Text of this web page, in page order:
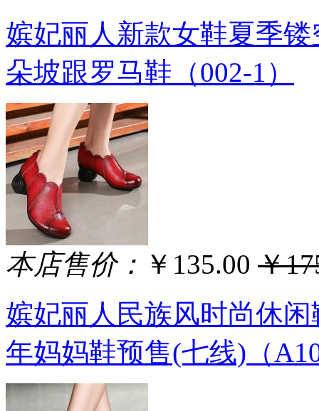
嫔妃丽人新款女鞋夏季
朵坡跟罗马鞋（002-1）
本店售价： ￥135.00 ￥
嫔妃丽人民族风时尚休
年妈妈鞋预售(七线)（